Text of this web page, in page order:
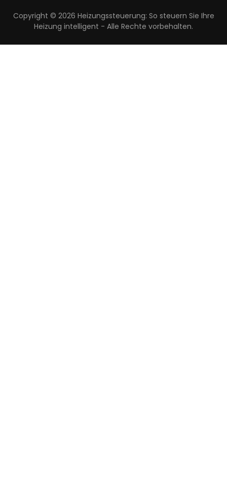
Copyright © 2026 Heizungssteuerung: So steuern Sie Ihre
Heizung intelligent - Alle Rechte vorbehalten.